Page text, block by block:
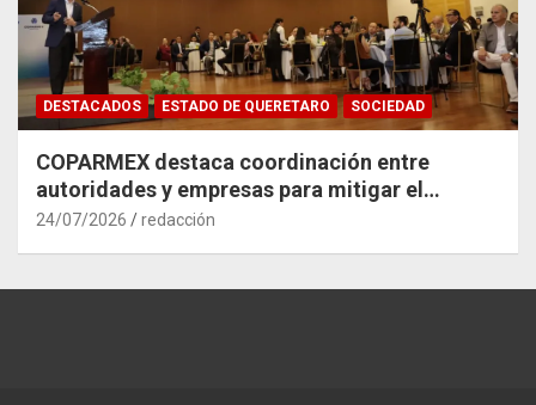
DESTACADOS ESTADO DE QUERETARO SOCIEDAD
COPARMEX destaca coordinación entre
autoridades y empresas para mitigar el
impacto del Tren México–Querétaro
24/07/2026 redacción